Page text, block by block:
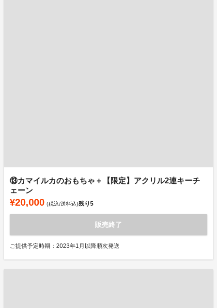
⑬カマイルカのおもちゃ＋【限定】アクリル2連キーチ
ェーン
¥20,000 (税込/送料込)残り5
販売終了
ご提供予定時期：2023年1月以降順次発送